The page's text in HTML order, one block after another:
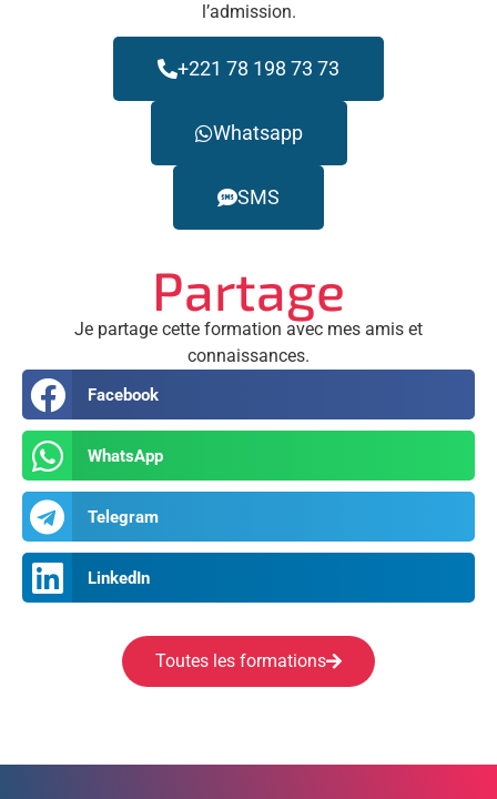
l’admission.
+221 78 198 73 73
Whatsapp
SMS
Partage
Je partage cette formation avec mes amis et
connaissances.
Facebook
WhatsApp
Telegram
LinkedIn
Toutes les formations